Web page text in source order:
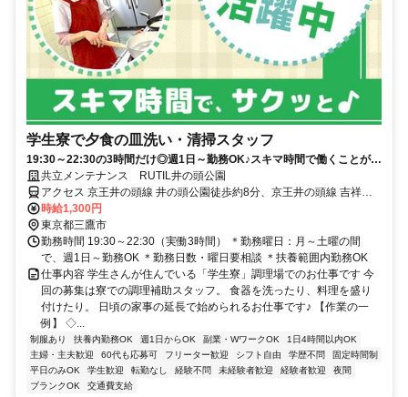
学生寮で夕食の皿洗い・清掃スタッフ
19:30～22:30の3時間だけ◎週1日～勤務OK♪スキマ時間で働くことがで
きます★ミドル・シニア活躍！
共立メンテナンス RUTIL井の頭公園
アクセス 京王井の頭線 井の頭公園徒歩約8分、京王井の頭線 吉祥寺
公園口徒歩約17分、ＪＲ中央本線 吉祥寺公園口徒歩約17分
時給1,300円
東京都三鷹市
勤務時間 19:30～22:30（実働3時間） ＊勤務曜日：月～土曜の間
で、週1日～勤務OK ＊勤務日数・曜日要相談 ＊扶養範囲内勤務OK
仕事内容 学生さんが住んでいる「学生寮」調理場でのお仕事です 今
回の募集は寮での調理補助スタッフ。 食器を洗ったり、料理を盛り
付けたり。 日頃の家事の延長で始められるお仕事です♪ 【作業の一
例】 ◇...
制服あり 扶養内勤務OK 週1日からOK 副業・WワークOK
1日4時間以内OK
主婦・主夫歓迎
60代も応募可 フリーター歓迎 シフト自由 学歴不問
固定時間制
平日のみOK
学生歓迎 転勤なし 経験不問 未経験者歓迎 経験者歓迎
夜間
ブランクOK
交通費支給